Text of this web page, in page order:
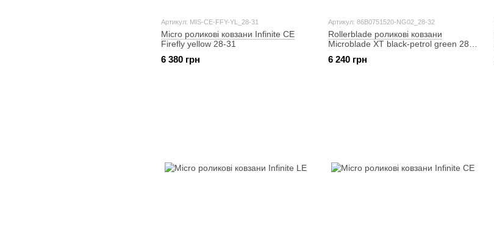
Артикул: MIS-CE-FFY-YL_28-31
Micro роликові ковзани Infinite CE
Firefly yellow 28-31
6 380 грн
Артикул: 86B0751520-NG02_28-32
Rollerblade роликові ковзани
Microblade XT black-petrol green 28-
6 240 грн